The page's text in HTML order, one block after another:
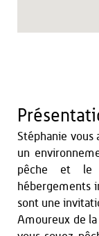
Stéphanie vous
un
pêche et le
hébergements
sont une
Amoureux de